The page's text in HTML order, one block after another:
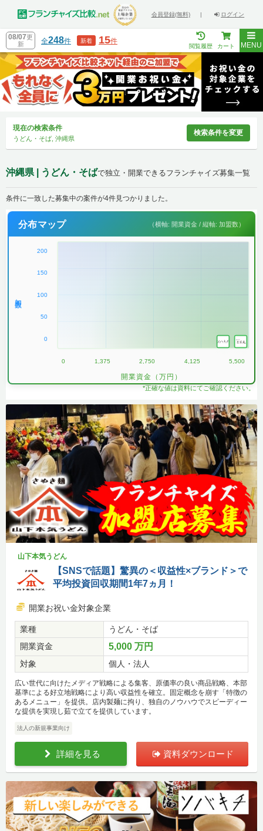
会員登録(無料) | ログイン
08/07更
新
全248件 新着 15件
閲覧履歴 カート MENU
現在の検索条件
うどん・そば, 沖縄県
検索条件を変更
沖縄県 | うどん・そばで独立・開業できるフランチャイズ募集一覧
条件に一致した募集中の案件が4件見つかりました。
分布マップ （横軸: 開業資金 / 縦軸: 加盟数）
200
150
100
50
0
0 1,375 2,750 4,125 5,500
開業資金（万円）
*正確な値は資料にてご確認ください。
山下本気うどん
【SNSで話題】驚異の＜収益性×ブランド＞で
平均投資回収期間1年7ヵ月！
開業お祝い金対象企業
業種
うどん・そば
開業資金
5,000 万円
対象 個人・法人
広い世代に向けたメディア戦略による集客、原価率の良い商品戦略、本部
基準による好立地戦略により高い収益性を確立。固定概念を崩す「特徴の
あるメニュー」を提供。店内製麺に拘り、独自のノウハウでスピーディー
な提供を実現し茹で立てを提供しています。
法人の新規事業向け
詳細を見る 資料ダウンロード